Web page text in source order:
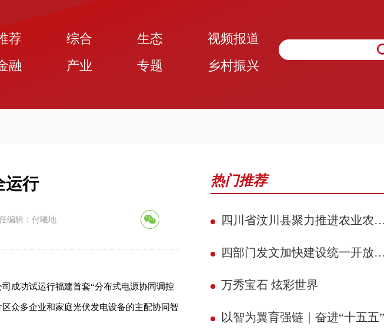
荐 综合 生态
视频报道
融
产业 专题 乡村振兴
运行
编辑：付曦地
成功试运行福建首套“分布式电源协同调控
众多企业和家庭光伏发电设备的主配协同智
热门推荐
四川省汶川县聚力推进农业农村现代化 赋能民族地区县域典范建设攻坚见效
四部门发文加快建设统一开放的交通运输市场
万秀宝石 炫彩世界
以智为翼育强链｜奋进“十五五” 县域新征程